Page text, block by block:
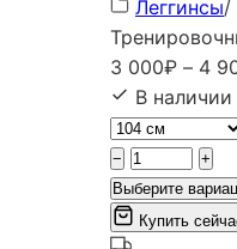
Леггинсы/
3 000₽ – 4
В наличии
−
+
Выберите
Купить